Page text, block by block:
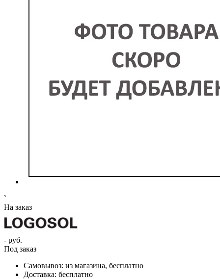
`
На заказ
- руб.
Под заказ
Самовывоз: из магазина, бесплатно
Доставка: бесплатно